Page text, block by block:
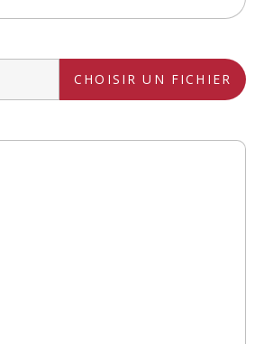
CHOISIR UN FICHIER